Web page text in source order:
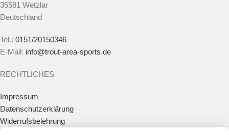
35581 Wetzlar
Deutschland
Tel.: 0151/20150346
E-Mail: info@trout-area-sports.de
RECHTLICHES
Impressum
Datenschutzerklärung
Widerrufsbelehrung